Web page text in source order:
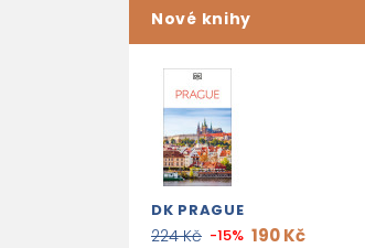
Nové knihy
DK PRAGUE
224 Kč -15% 190 Kč